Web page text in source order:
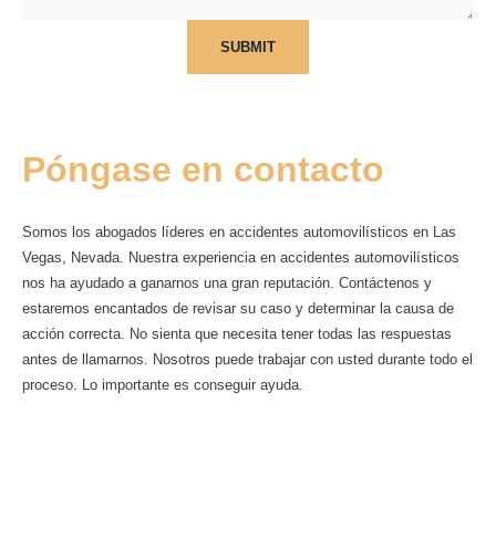
SUBMIT
Póngase en contacto
Somos los abogados líderes en accidentes automovilísticos en Las
Vegas, Nevada. Nuestra experiencia en accidentes automovilísticos
nos ha ayudado a ganarnos una gran reputación. Contáctenos y
estaremos encantados de revisar su caso y determinar la causa de
acción correcta. No sienta que necesita tener todas las respuestas
antes de llamarnos. Nosotros puede trabajar con usted durante todo el
proceso. Lo importante es conseguir ayuda.